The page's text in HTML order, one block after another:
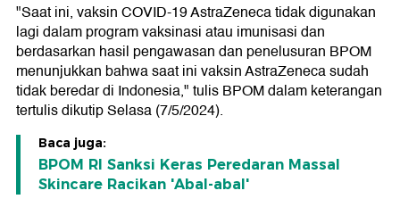
"Saat ini, vaksin COVID-19 AstraZeneca tidak digunakan
lagi dalam program vaksinasi atau imunisasi dan
berdasarkan hasil pengawasan dan penelusuran BPOM
menunjukkan bahwa saat ini vaksin AstraZeneca sudah
tidak beredar di Indonesia," tulis BPOM dalam keterangan
tertulis dikutip Selasa (7/5/2024).
Baca juga:
BPOM RI Sanksi Keras Peredaran Massal
Skincare Racikan 'Abal-abal'